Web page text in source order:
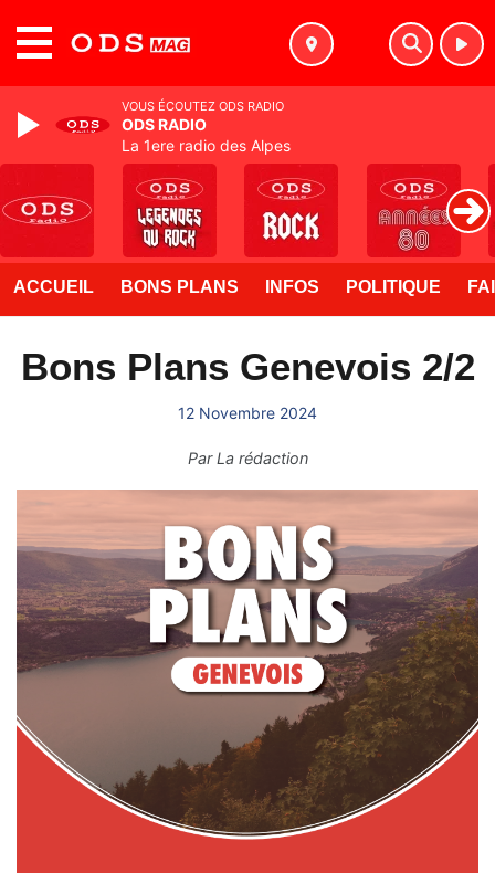
ACCUEIL BONS PLANS INFOS POLITIQUE
Bons Plans Genevois 2/2
12 Novembre 2024
ParLa rédaction
VOUS ÉCOUTEZ ODS RADIO
ODS RADIO
La 1ere radio des Alpes